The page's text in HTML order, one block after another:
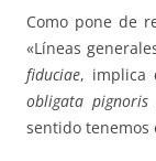
Como pone de
«Líneas
fiduciae, implica
obligata pignoris
sentido tenemos